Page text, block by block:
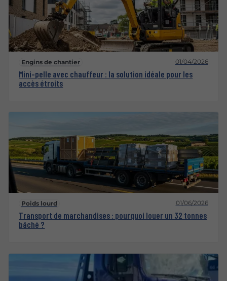
Engins de chantier 01/04/2026
Mini-pelle avec chauffeur : la solution idéale pour les
accès étroits
Poids lourd 01/06/2026
Transport de marchandises : pourquoi louer un 32 tonnes
bâché ?